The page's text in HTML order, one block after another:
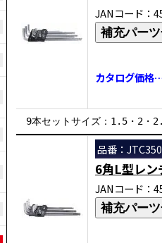
JANコード：
補充パー
カタログ価格
9本セットサイズ：1.5・2・
品番：
6角L型レ
JANコード：
補充パー